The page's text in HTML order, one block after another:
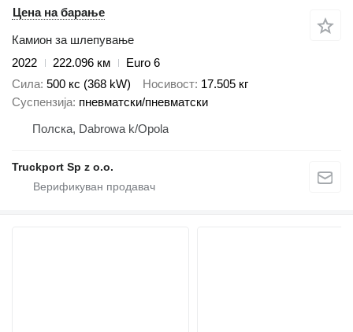
Цена на барање
Камион за шлепување
2022
222.096 км
Euro 6
Сила 500 кс (368 kW) Носивост 17.505 кг
Суспензија пневматски/пневматски
Полска, Dabrowa k/Opola
Truckport Sp z o.o.